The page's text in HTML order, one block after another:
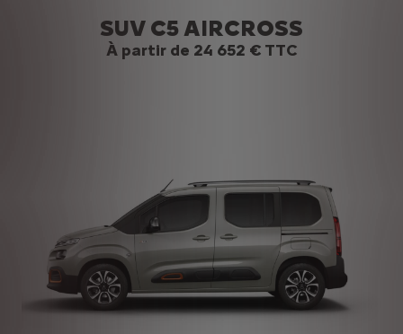
SUV C5 AIRCROSS
À partir de 24 652 € TTC